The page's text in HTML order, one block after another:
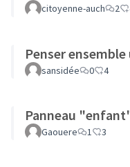
citoyenne-auch 2
Penser
sansidée 0 4
Panneau
Gaouere 1 3